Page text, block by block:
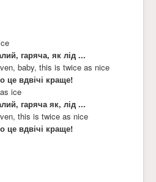
гаряча, як лід ...
baby, this is twice as nice
це вдвічі краще!
ice
гаряча як, лід ...
this is twice as nice
це вдвічі краще!